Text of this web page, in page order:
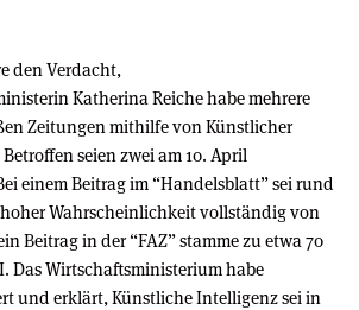
den Verdacht,
Katherina Reiche habe mehrere
Zeitungen mithilfe von Künstlicher
seien zwei am 10. April
einem Beitrag im “Handelsblatt” sei rund
Wahrscheinlichkeit vollständig von
Beitrag in der “FAZ” stamme zu etwa 70
Das Wirtschaftsministerium habe
und erklärt, Künstliche Intelligenz sei in